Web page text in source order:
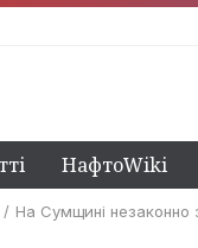
НафтоWiki
На Сумщині незаконно